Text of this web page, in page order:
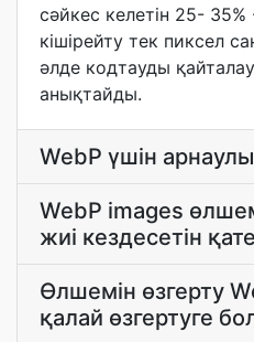
сәйкес келетін 25-
кішірейту тек пиксел
әлде кодтауды
анықтайды.
WebP үшін
WebP images
жиі кездесетін
Өлшемін өзгерту
қалай өзгертуге